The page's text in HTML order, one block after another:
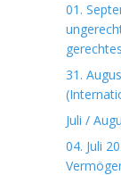
01.
31.
Juli /
04. Juli